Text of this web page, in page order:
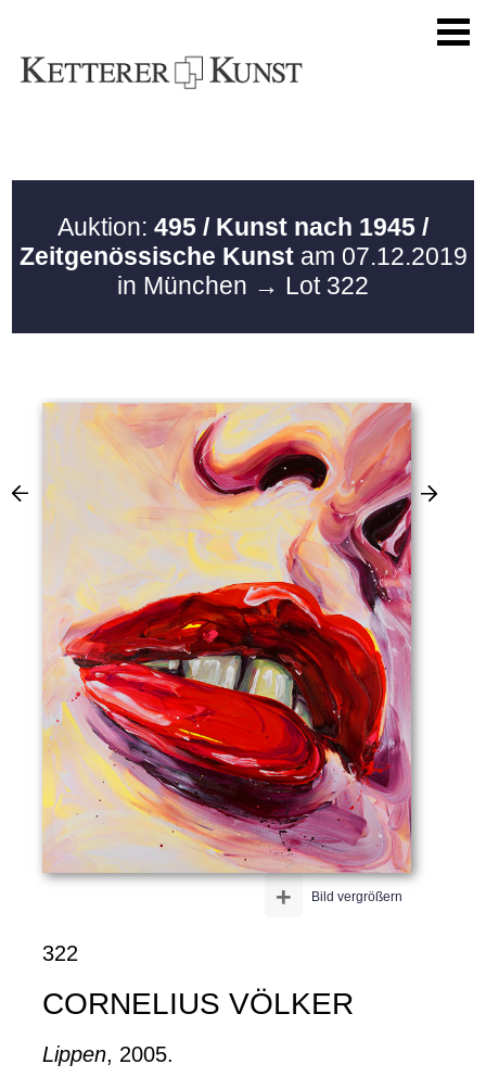
Auktion: 495 / Kunst nach 1945 /
Zeitgenössische Kunstam 07.12.2019
in München → Lot 322
Bild vergrößern
+
322
CORNELIUS VÖLKER
Lippen, 2005.